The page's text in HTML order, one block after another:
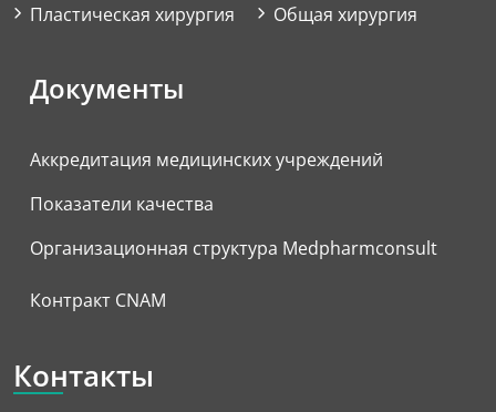
Пластическая хирургия Общая хирургия
Документы
Аккредитация медицинских учреждений
Показатели качества
Организационная структура Medpharmconsult
Контракт CNAM
Контакты